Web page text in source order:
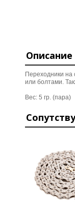
Описание
Переходники на
или болтами.
Вес: 5 гр. (пара)